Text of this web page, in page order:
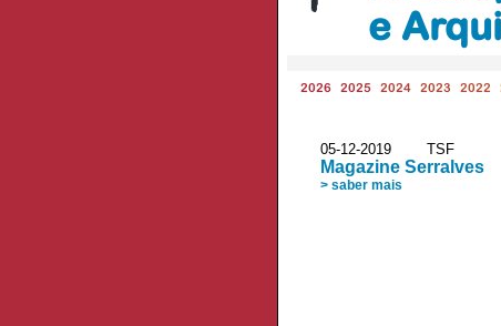
e
2026 2025 2024 2023 2022
05-12-2019 TSF
Magazine Serralves
> saber mais